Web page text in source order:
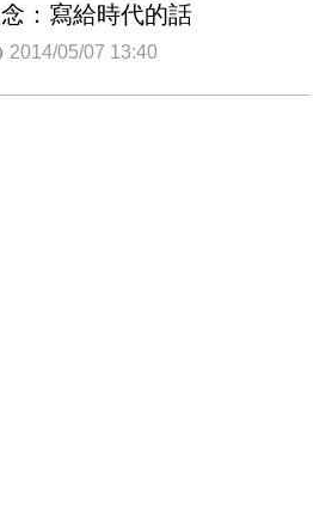
：寫給時代的話
2014/05/07 13:40